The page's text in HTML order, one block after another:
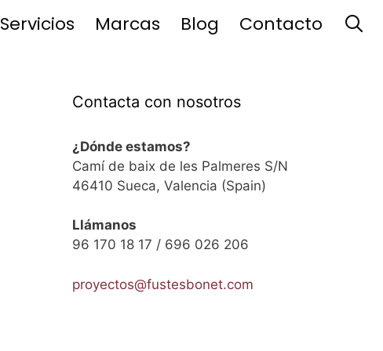
Servicios Marcas Blog Contacto
Contacta con nosotros
¿Dónde estamos?
Camí de baix de les Palmeres S/N
46410 Sueca, Valencia (Spain)
Llámanos
96 170 18 17 / 696 026 206
proyectos@fustesbonet.com